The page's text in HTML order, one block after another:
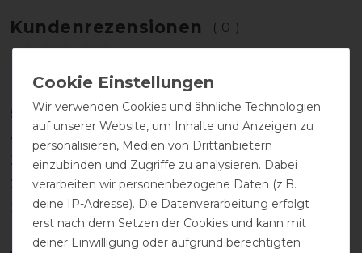
Kundenrezensionen (0)
5
0
4
0
3
0
2
0
1
0
Wir verwenden Cookies und ähnliche Technologien
auf unserer Website, um Inhalte und Anzeigen zu
personalisieren, Medien von Drittanbietern
einzubinden und Zugriffe zu analysieren. Dabei
verarbeiten wir personenbezogene Daten (z.B.
deine IP-Adresse). Die Datenverarbeitung erfolgt
erst nach dem Setzen der Cookies und kann mit
deiner Einwilligung oder aufgrund berechtigten